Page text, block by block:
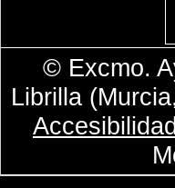
© Excmo.
Librilla